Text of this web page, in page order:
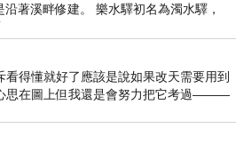
沿著溪畔修建。 樂水驛初名為濁水驛，
鐵集集線車站同名，於1953
得懂就好了應該是說如果改天需要用到
思在圖上但我還是會努力把它考過———